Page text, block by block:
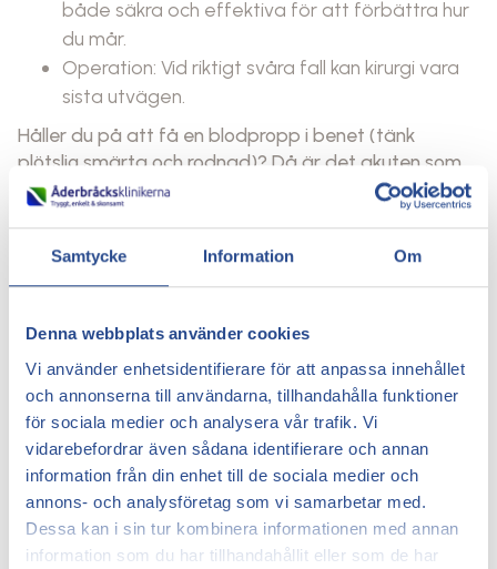
Samtycke Information Om
Denna webbplats använder cookies
Vi använder enhetsidentifierare för att anpassa innehållet
och annonserna till användarna, tillhandahålla funktioner
för sociala medier och analysera vår trafik. Vi
vidarebefordrar även sådana identifierare och annan
information från din enhet till de sociala medier och
annons- och analysföretag som vi samarbetar med.
Dessa kan i sin tur kombinera informationen med annan
information som du har tillhandahållit eller som de har
både säkra och effektiva för att förbättra hur
du mår.
Operation: Vid riktigt svåra fall kan kirurgi vara
sista utvägen.
Håller du på att få en blodpropp i benet (tänk
plötslig smärta och rodnad)? Då är det akuten som
gäller – pronto.Läs mer i vår artikel om blodpropp i
benet.
Kan man slippa varicer?
minska risken:
Håll igång med motion – det motverkar dålig
blodcirkulation.
Undvik att stå stilla i evigheter – ta en paus och
sträck på benen.
Testa stödstrumpor om du står mycket.
Håll vikten i schack för att lätta på trycket i
venerna.